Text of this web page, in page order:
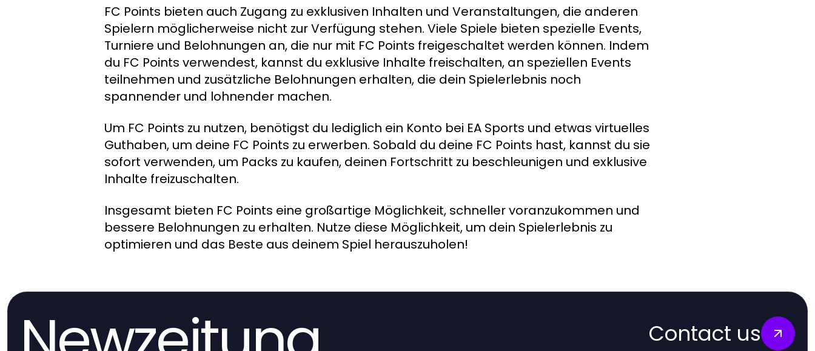
FC Points bieten auch Zugang zu exklusiven Inhalten und Veranstaltungen, die anderen
Spielern möglicherweise nicht zur Verfügung stehen. Viele Spiele bieten spezielle Events,
Turniere und Belohnungen an, die nur mit FC Points freigeschaltet werden können. Indem
du FC Points verwendest, kannst du exklusive Inhalte freischalten, an speziellen Events
teilnehmen und zusätzliche Belohnungen erhalten, die dein Spielerlebnis noch
spannender und lohnender machen.
Um FC Points zu nutzen, benötigst du lediglich ein Konto bei EA Sports und etwas virtuelles
Guthaben, um deine FC Points zu erwerben. Sobald du deine FC Points hast, kannst du sie
sofort verwenden, um Packs zu kaufen, deinen Fortschritt zu beschleunigen und exklusive
Inhalte freizuschalten.
Insgesamt bieten FC Points eine großartige Möglichkeit, schneller voranzukommen und
bessere Belohnungen zu erhalten. Nutze diese Möglichkeit, um dein Spielerlebnis zu
optimieren und das Beste aus deinem Spiel herauszuholen!
Contact us